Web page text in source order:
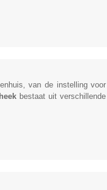
van de instelling voor
bestaat uit verschillende